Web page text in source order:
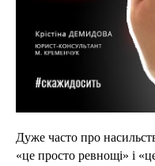
Дуже часто про
«це просто ревнощі» і